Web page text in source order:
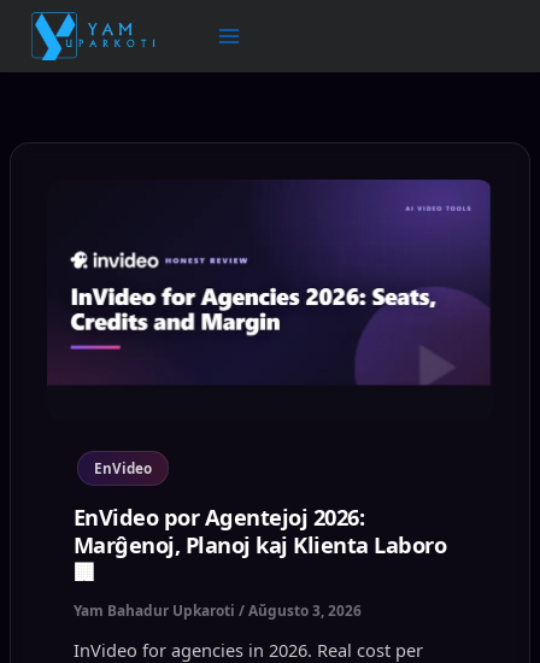
Salti
enhavo
EnVideo
EnVideo por Agentejoj 2026:
Marĝenoj, Planoj kaj Klienta Laboro
🏢
Yam Bahadur Upkaroti /Aŭgusto 3, 2026
InVideo for agencies in 2026. Real cost per